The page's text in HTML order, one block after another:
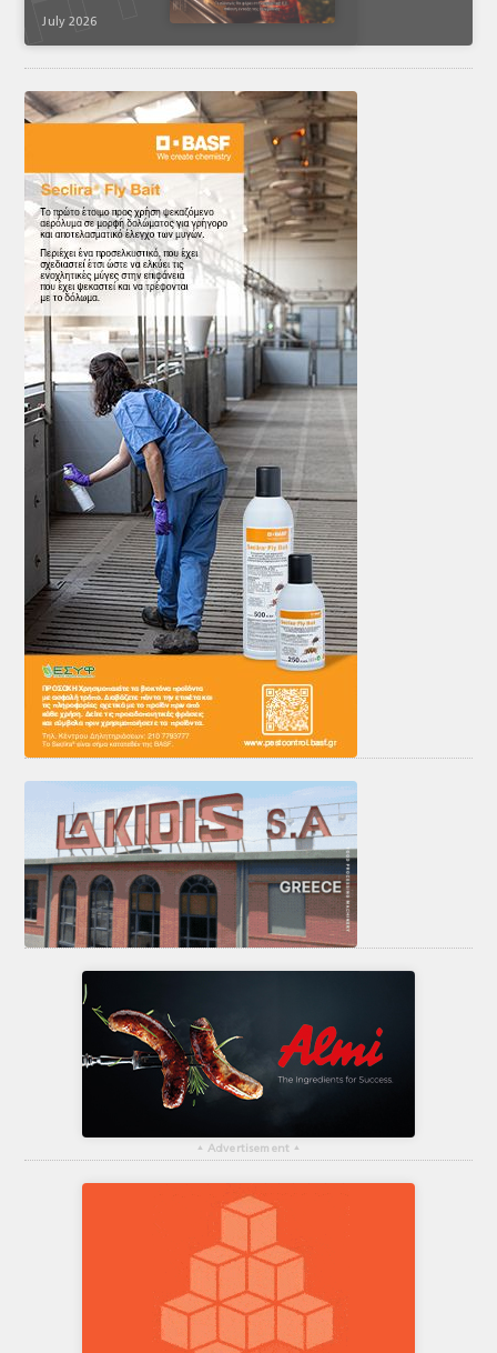
July 2026
▴ Advertisement ▴